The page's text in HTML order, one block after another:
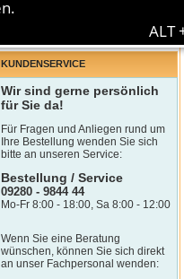
KUNDENSERVICE
Wir sind gerne persönlich
für Sie da!
Für Fragen und Anliegen rund um
Ihre Bestellung wenden Sie sich
bitte an unseren Service:
Bestellung / Service
09280 - 9844 44
Mo-Fr 8:00 - 18:00, Sa 8:00 - 12:00
Wenn Sie eine Beratung
wünschen, können Sie sich direkt
an unser Fachpersonal wenden: